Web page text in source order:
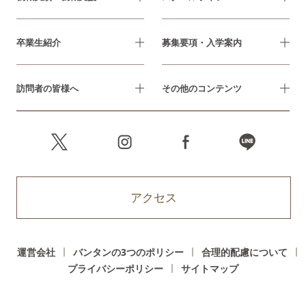
卒業生紹介 募集要項・入学案内
訪問者の皆様へ その他のコンテンツ
アクセス
運営会社 バンタンの3つのポリシー
合理的配慮について
プライバシーポリシー
サイトマップ